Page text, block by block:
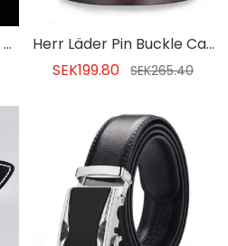
Rhombus Alloy Belt För Män
Herr Läder Pin Buckle Casual Belt
SEK199.80
SEK265.40